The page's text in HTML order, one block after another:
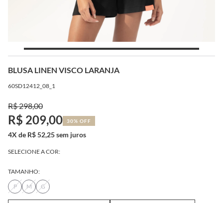
BLUSA LINEN VISCO LARANJA
60SD12412_08_1
R$ 298,00
R$ 209,00 30% OFF
4X de R$ 52,25 sem juros
SELECIONE A COR:
TAMANHO:
P
M G